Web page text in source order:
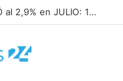
La INFLACIÓN de CABA se DISPARÓ al 2,9% en JULIO: 19,4% en 2026